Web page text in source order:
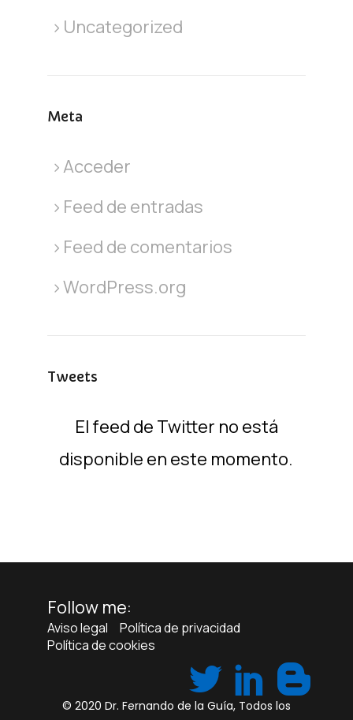
Uncategorized
Meta
Acceder
Feed de entradas
Feed de comentarios
WordPress.org
Tweets
El feed de Twitter no está
disponible en este momento.
Follow me:
Aviso legal
Política de privacidad
Política de cookies
© 2020 Dr. Fernando de la Guía, Todos los